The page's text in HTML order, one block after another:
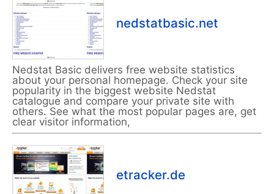
nedstatbasic.net
Nedstat Basic delivers free website statistics
about your personal homepage. Check your site
popularity in the biggest website Nedstat
catalogue and compare your private site with
others. See what the most popular pages are, get
clear visitor information,
etracker.de